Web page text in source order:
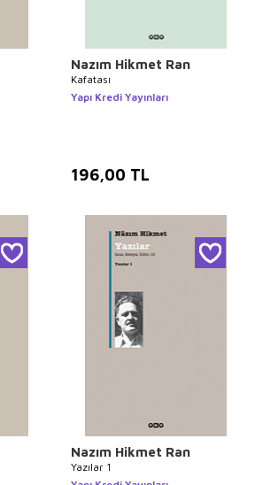
Nazım Hikmet Ran
Kafatası
Yapı Kredi Yayınları
196,00 TL
Nazım Hikmet Ran
Yazılar 1